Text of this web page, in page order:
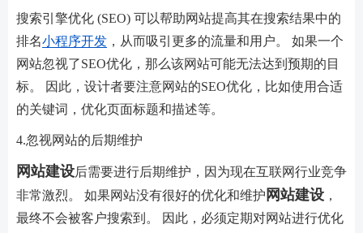
搜索引擎优化 (SEO) 可以帮助网站提高其在搜索结果中的
排名小程序开发 ，从而吸引更多的流量和用户。 如果一个
网站忽视了SEO优化，那么该网站可能无法达到预期的目
标。 因此，设计者要注意网站的SEO优化，比如使用合适
的关键词，优化页面标题和描述等。
4.忽视网站的后期维护
网站建设后需要进行后期维护，因为现在互联网行业竞争
非常激烈。 如果网站没有很好的优化和维护 网站建设
最终不会被客户搜索到。 因此，必须定期对网站进行优化